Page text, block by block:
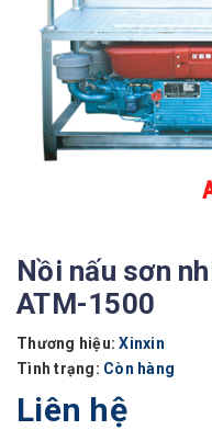
Nồi nấu sơn
ATM-1500
Thương hiệu: Xinxin
Tình trạng: Còn hàng
Liên hệ